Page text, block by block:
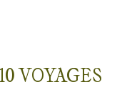
VOYAGES